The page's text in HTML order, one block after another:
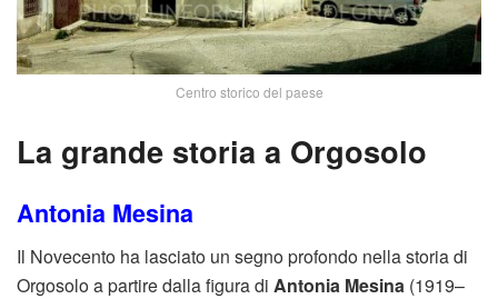
Centro storico del paese
La grande storia a Orgosolo
Antonia Mesina
Il Novecento ha lasciato un segno profondo nella storia di
Orgosolo a partire dalla figura di Antonia Mesina (1919–